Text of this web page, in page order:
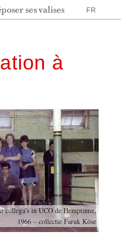
FR
à
collega’s in UCO de Hemptinne,
1966 – collectie Faruk Köse